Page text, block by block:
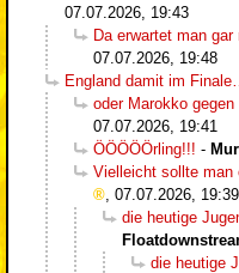
07.07.2026, 19:43
Da erwartet man gar
07.07.2026, 19:48
England damit im Finale…
oder Marokko gegen
07.07.2026, 19:41
ÖÖÖÖÖrling!!! -
Vielleicht sollte man
07.07.2026, 19:39
die heutige
die heutige